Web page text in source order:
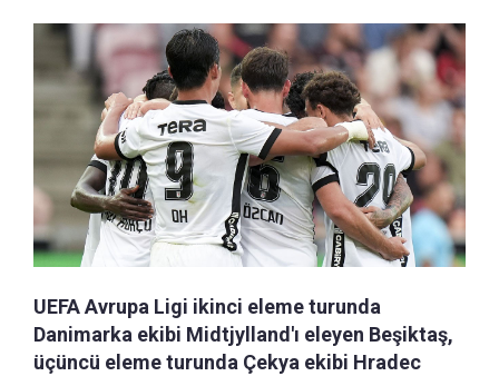
UEFA Avrupa Ligi ikinci eleme turunda
Danimarka ekibi Midtjylland'ı eleyen Beşiktaş,
üçüncü eleme turunda Çekya ekibi Hradec